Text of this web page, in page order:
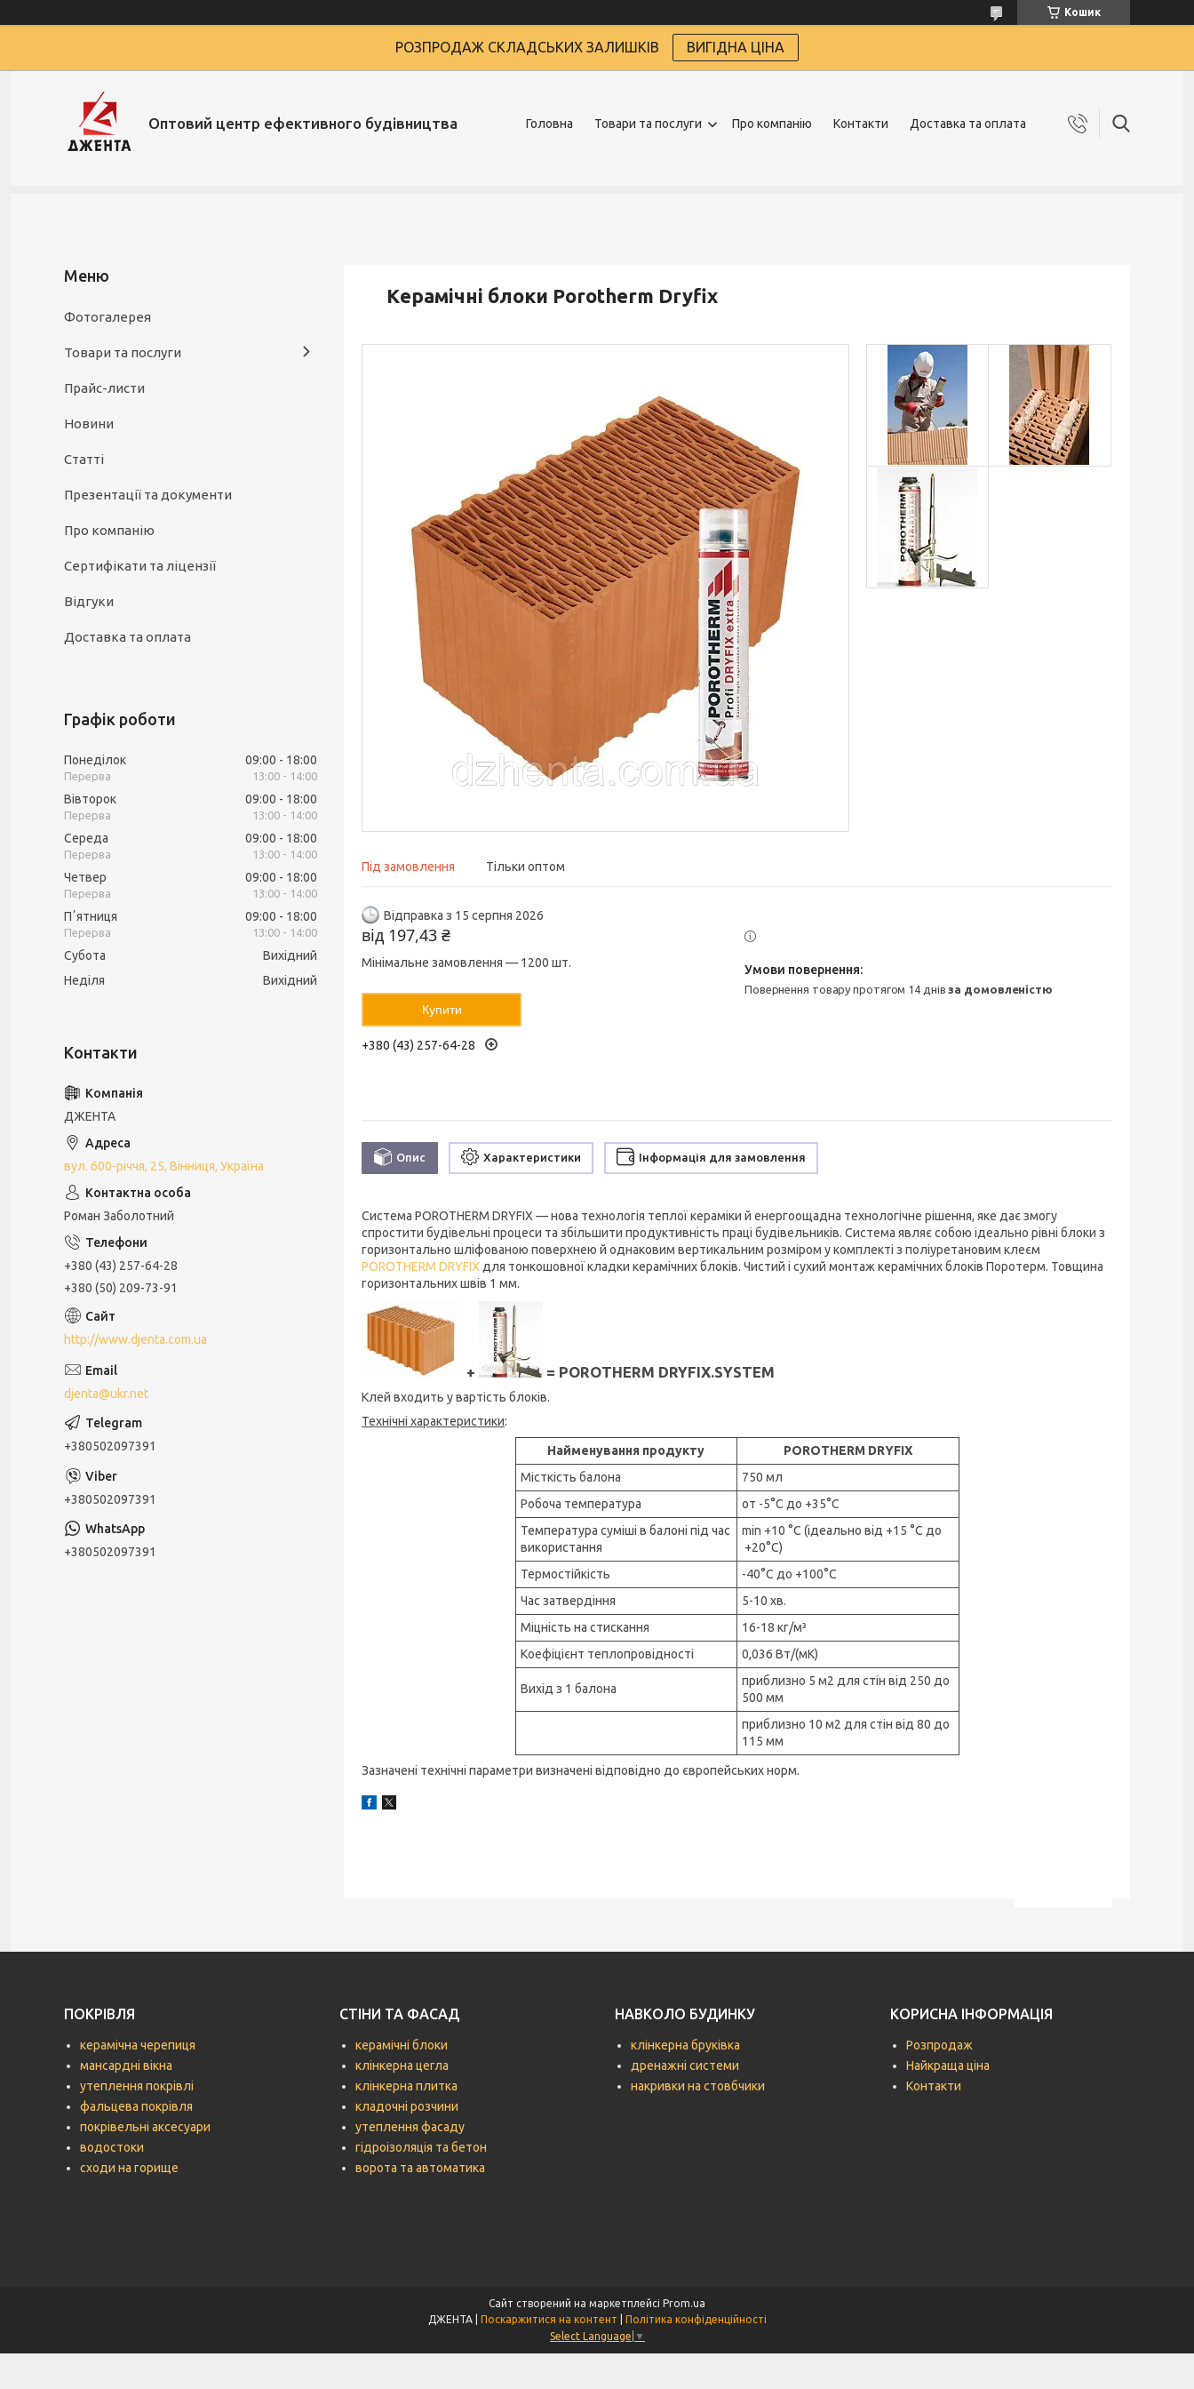
Кошик
РОЗПРОДАЖ СКЛАДСЬКИХ ЗАЛИШКІВ ВИГІДНА ЦІНА
Оптовий центр ефективного будівництва Головна Товари та послуги Про компанію Контакти Доставка та оплата
Керамічні блоки Porotherm Dryfix
Під замовлення Тільки оптом
Відправка з 15 серпня 2026
від 197,43 ₴
Мінімальне замовлення — 1200 шт.
Купити
+380 (43) 257-64-28
повернення товару протягом 14 днівза домовленістю
Опис Характеристики Інформація для замовлення
Система POROTHERM DRYFIX — нова технологія теплої кераміки й енергоощадна технологічне рішення, яке дає змогу
спростити будівельні процеси та збільшити продуктивність праці будівельників. Система являє собою ідеально рівні блоки з
горизонтально шліфованою поверхнею й однаковим вертикальним розміром у комплекті з поліуретановим клеєм
POROTHERM DRYFIX для тонкошовної кладки керамічних блоків. Чистий і сухий монтаж керамічних блоків Поротерм. Товщина
горизонтальних швів 1 мм.
+ = POROTHERM DRYFIX.SYSTEM
Клей входить у вартість блоків.
Технічні характеристики:
Найменування продукту
POROTHERM DRYFIX
Місткість балона
750 мл
Робоча температура
от -5°C до +35°C
Температура суміші в балоні під час
використання
min +10 °C (ідеально від +15 °C до
+20°C)
Термостійкість
-40°C до +100°C
Час затвердіння
5-10 хв.
Міцність на стискання
16-18 кг/м³
Коефіцієнт теплопровідності
0,036 Вт/(мК)
Вихід з 1 балона
приблизно 5 м2 для стін від 250 до
500 мм
приблизно 10 м2 для стін від 80 до
115 мм
Зазначені технічні параметри визначені відповідно до європейських норм.
Фотогалерея
Товари та послуги
Прайс-листи
Новини
Статті
Презентації та документи
Про компанію
Сертифікати та ліцензії
Відгуки
Доставка та оплата
Графік роботи
Понеділок 09:00 18:00
13:00 14:00
Вівторок 09:00 18:00
13:00 14:00
Середа 09:00 18:00
13:00 14:00
Четвер 09:00 18:00
13:00 14:00
Пʼятниця 09:00 18:00
13:00 14:00
Субота
Вихідний
Неділя
Вихідний
ДЖЕНТА
вул. 600-річчя, 25, Вінниця, Україна
Роман Заболотний
+380 (43) 257-64-28
+380 (50) 209-73-91
http://www.djenta.com.ua
djenta@ukr.net
+380502097391
+380502097391
+380502097391
ПОКРІВЛЯ
керамічна черепиця
мансардні вікна
утеплення покрівлі
фальцева покрівля
покрівельні аксесуари
водостоки
сходи на горище
СТІНИ ТА ФАСАД
керамічні блоки
клінкерна цегла
клінкерна плитка
кладочні розчини
утеплення фасаду
гідроізоляція та бетон
ворота та автоматика
НАВКОЛО БУДИНКУ
клінкерна бруківка
дренажні системи
накривки на стовбчики
КОРИСНА ІНФОРМАЦІЯ
Розпродаж
Найкраща ціна
Контакти
Сайт створений на маркетплейсі Prom.ua
Поскаржитися на контент
Політика конфіденційності
Select Language ▼